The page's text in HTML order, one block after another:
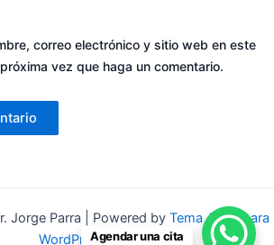
correo electrónico y sitio web en este
vez que haga un comentario.
Jorge Parra | Powered by Tema Astra para
WordPressAgendar una cita